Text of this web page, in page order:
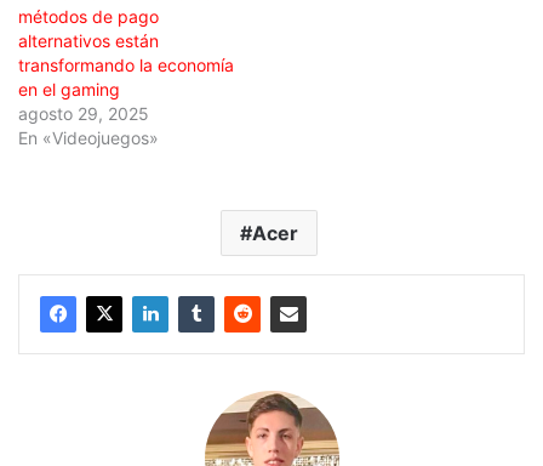
métodos de pago
alternativos están
transformando la economía
en el gaming
agosto 29, 2025
En «Videojuegos»
Acer